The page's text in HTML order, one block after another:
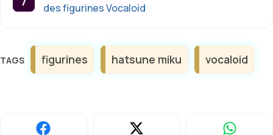
des figurines Vocaloid
Étiquettes
figurines hatsune miku vocaloid